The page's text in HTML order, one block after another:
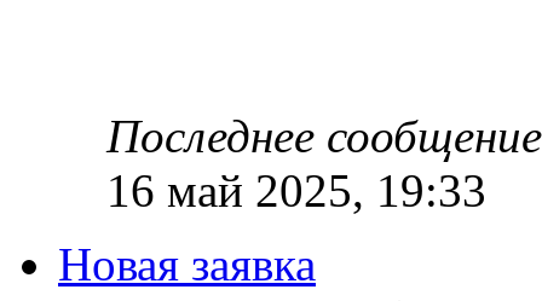
Последнее сообщение
16 май 2025, 19:33
Новая заявка